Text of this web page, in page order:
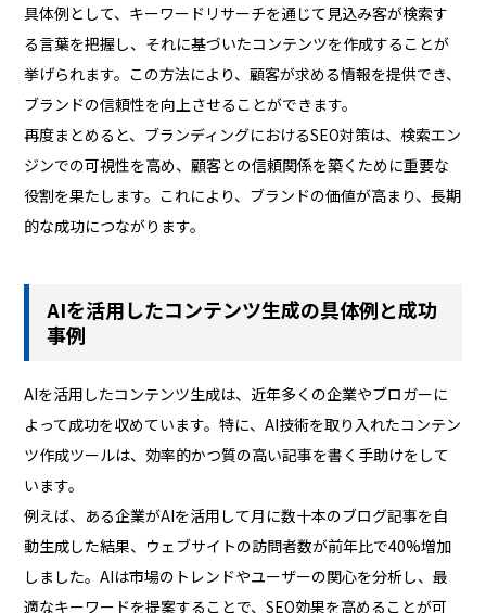
具体例として、キーワードリサーチを通じて見込み客が検索す
る言葉を把握し、それに基づいたコンテンツを作成することが
挙げられます。この方法により、顧客が求める情報を提供でき、
ブランドの信頼性を向上させることができます。
再度まとめると、ブランディングにおけるSEO対策は、検索エン
ジンでの可視性を高め、顧客との信頼関係を築くために重要な
役割を果たします。これにより、ブランドの価値が高まり、長期
的な成功につながります。
AIを活用したコンテンツ生成の具体例と成功
事例
AIを活用したコンテンツ生成は、近年多くの企業やブロガーに
よって成功を収めています。特に、AI技術を取り入れたコンテン
ツ作成ツールは、効率的かつ質の高い記事を書く手助けをして
います。
例えば、ある企業がAIを活用して月に数十本のブログ記事を自
動生成した結果、ウェブサイトの訪問者数が前年比で40%増加
しました。AIは市場のトレンドやユーザーの関心を分析し、最
適なキーワードを提案することで、SEO効果を高めることが可